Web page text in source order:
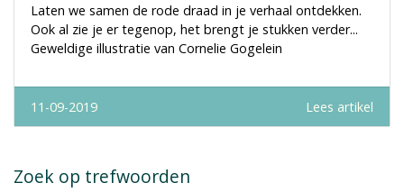
Laten we samen de rode draad in je verhaal ontdekken.
Ook al zie je er tegenop, het brengt je stukken verder...
Geweldige illustratie van Cornelie Gogelein
11-09-2019 Lees artikel
Zoek op trefwoorden